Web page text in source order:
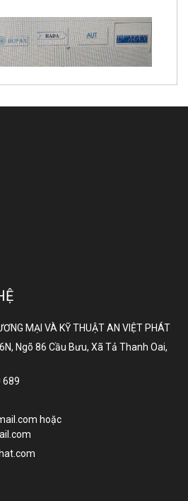
MẠI VÀ KỸ THUẬT AN VIỆT PHÁT
Ngõ 86 Cầu Bưu, Xã Tả Thanh Oai,
689
hoặc